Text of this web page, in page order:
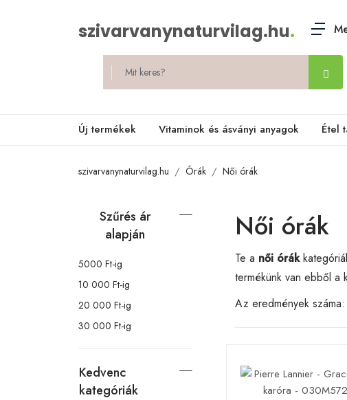
szivarvanynaturvilag.hu.
Új termékek Vitaminok és ásványi anyagok Étel
szivarvanynaturvilag.hu Órák Női órák
Szűrés ár
alapján
5000 Ft-ig
10 000 Ft-ig
20 000 Ft-ig
30 000 Ft-ig
Kedvenc
kategóriák
Női órák
Te a női órák
termékünk van ebből a
Az eredmények száma: